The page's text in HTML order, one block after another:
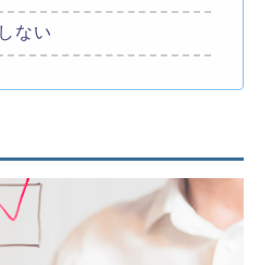
ない